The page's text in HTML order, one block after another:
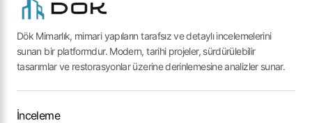
Dök Mimarlık, mimari yapıların tarafsız ve detaylı incelemelerini
sunan bir platformdur. Modern, tarihi projeler, sürdürülebilir
tasarımlar ve restorasyonlar üzerine derinlemesine analizler sunar.
İnceleme